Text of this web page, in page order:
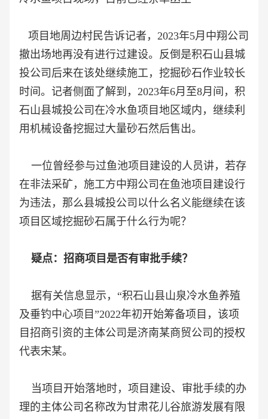
项目地周边村民告诉记者，2023年5月中翔公司
撤出场地再没有进行过建设。反倒是积石山县城
投公司后来在该处继续施工，挖掘砂石作业较长
时间。记者侧面了解到，2023年6月至8月间，积
石山县城投公司在冷水鱼项目地区域内，继续利
用机械设备挖掘过大量砂石然后售出。
一位曾经参与过鱼池项目建设的人员讲，若存
在非法采矿，施工方中翔公司在鱼池项目建设行
为违法，那么县城投公司以什么名义能继续在该
项目区域挖掘砂石属于什么行为呢？
疑点：招商项目是否有审批手续？
据有关信息显示，“积石山县山泉冷水鱼养殖
及垂钓中心项目”2022年初开始筹备项目，该项
目招商引资的主体公司是济南某商贸公司的授权
代表宋某。
当项目开始落地时，项目建设、审批手续的办
理的主体公司名称改为甘肃花儿谷旅游发展有限